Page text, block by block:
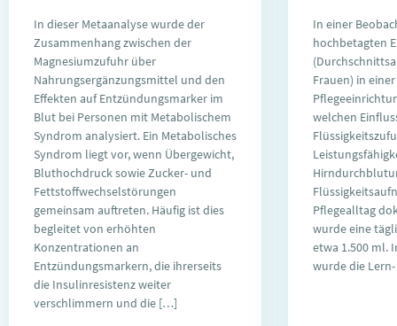
In dieser Metaanalyse wurde der
Zusammenhang zwischen der
Magnesiumzufuhr über
Nahrungsergänzungsmittel und den
Effekten auf Entzündungsmarker im
Blut bei Personen mit Metabolischem
Syndrom analysiert. Ein Metabolisches
Syndrom liegt vor, wenn Übergewicht,
Bluthochdruck sowie Zucker- und
Fettstoffwechselstörungen
gemeinsam auftreten. Häufig ist dies
begleitet von erhöhten
Konzentrationen an
Entzündungsmarkern, die ihrerseits
die Insulinresistenz weiter
verschlimmern und die […]
In einer
hochbetagten
Frauen) in
welchen
Pflegealltag
wurde eine
etwa 1.500 ml.
wurde die